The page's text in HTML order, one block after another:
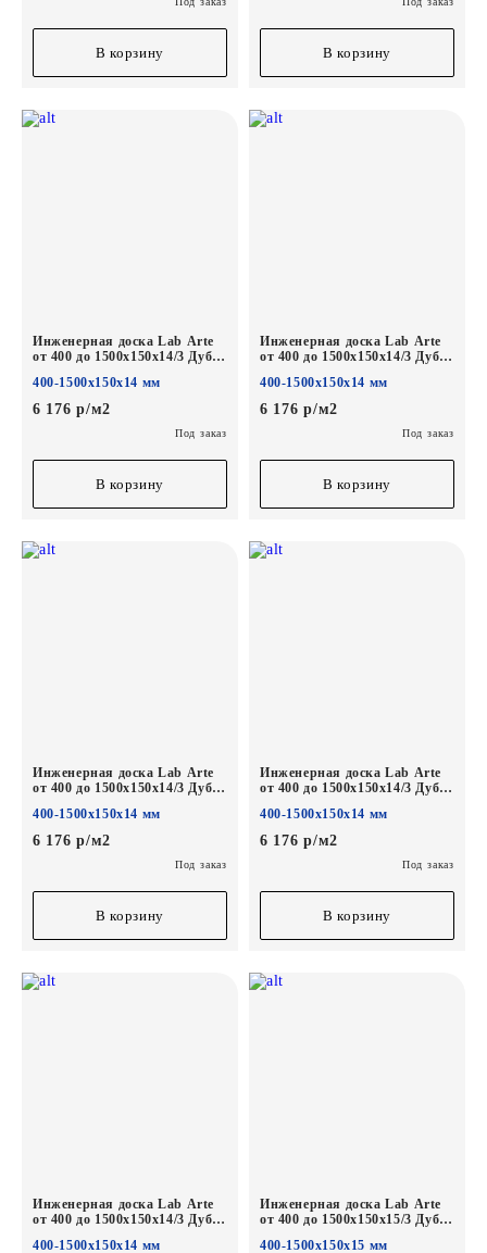
В корзину В корзину
Инженерная доска Lab Arte
от 400 до 1500х150х14/3 Дуб
400-1500х150х14 мм
6 176 р/м2
Под заказ
В корзину
Инженерная доска Lab Arte
от 400 до 1500х150х14/3 Дуб
400-1500х150х14 мм
6 176 р/м2
Под заказ
В корзину
Инженерная доска Lab Arte
от 400 до 1500х150х14/3 Дуб
400-1500х150х14 мм
6 176 р/м2
Под заказ
В корзину
Инженерная доска Lab Arte
от 400 до 1500х150х14/3 Дуб
400-1500х150х14 мм
6 176 р/м2
Под заказ
В корзину
Инженерная доска Lab Arte
от 400 до 1500х150х14/3 Дуб
400-1500х150х14 мм
Инженерная доска Lab Arte
от 400 до 1500х150х15/3 Дуб
400-1500х150х15 мм